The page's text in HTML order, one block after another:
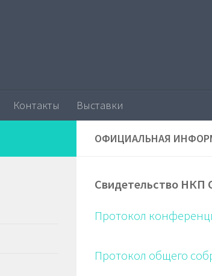
Контакты Выставки
ОФИЦИАЛЬНАЯ
Свидетельство НКП
Протокол
Протокол общего